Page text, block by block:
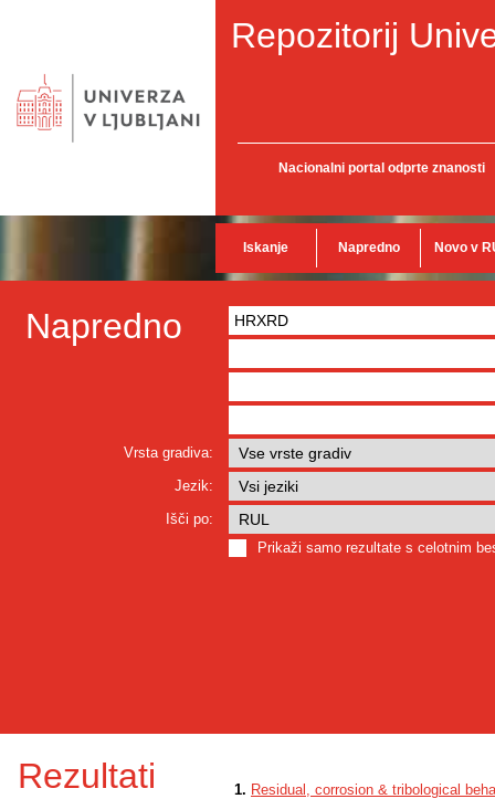
Repozitorij
Nacionalni portal odprte znanosti
Iskanje Napredno Novo v
Napredno
Vrsta gradiva:
Jezik:
Išči po:
Prikaži samo rezultate s celotnim
Rezultati 1. Residual, corrosion & tribological